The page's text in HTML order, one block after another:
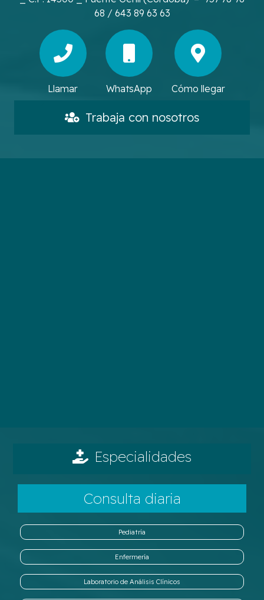
68 / 643 89 63 63
Llamar WhatsApp Cómo llegar
Trabaja con nosotros
Especialidades
Consulta diaria
Pediatría
Enfermería
Laboratorio de Análisis Clínicos